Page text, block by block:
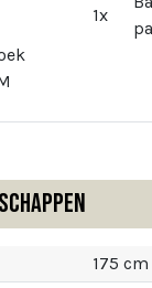
1x
175 cm